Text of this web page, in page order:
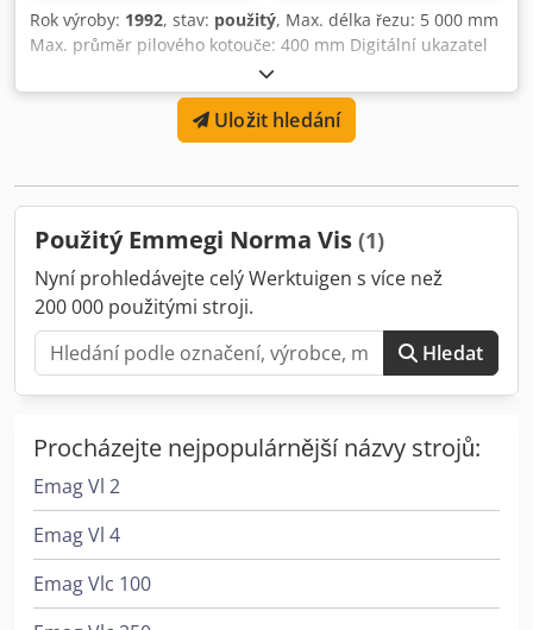
Rok výroby: 1992, stav: použitý, Max. délka řezu: 5 000 mm
Max. průměr pilového kotouče: 400 mm Digitální ukazatel
délky Zařízení pro minimální množství postřiku
Pneumatické upínače materiálu Pokosové řezy na obě
strany možné Obsluha oběma rukama Dkedpfx Adsw
Uložit hledání
Použitý Emmegi Norma Vis (1)
Nyní prohledávejte celý Werktuigen s více než
200 000 použitými stroji.
Hledat
Procházejte nejpopulárnější názvy strojů:
Emag Vl 2
Emag Vl 4
Emag Vlc 100